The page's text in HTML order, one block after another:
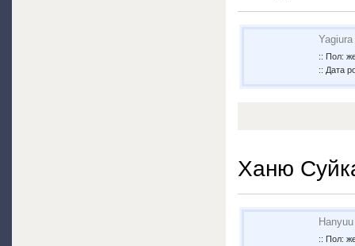
:: Пол:
:: Дата
Ханю
:: Пол: